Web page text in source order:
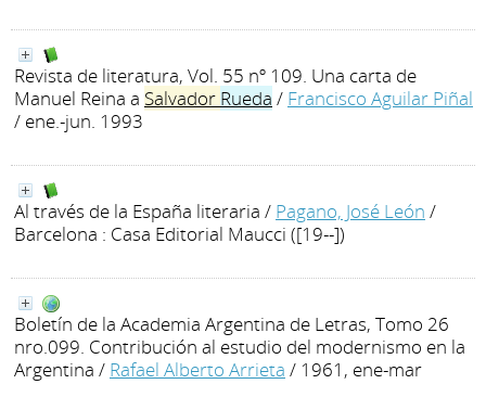
Revista de literatura, Vol. 55 nº 109. Una carta de
Manuel Reina a Salvador Rueda / Francisco Aguilar Piñal
/ ene.-jun. 1993
Al través de la España literaria / Pagano, José León /
Barcelona : Casa Editorial Maucci ([19--])
Boletín de la Academia Argentina de Letras, Tomo 26
nro.099. Contribución al estudio del modernismo en la
Argentina / Rafael Alberto Arrieta / 1961, ene-mar